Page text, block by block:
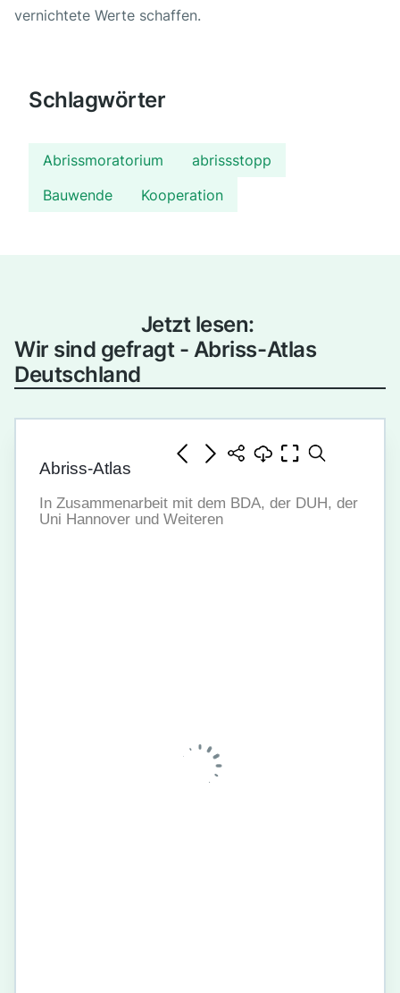
vernichtete Werte schaffen.
Schlagwörter
Abrissmoratorium
abrissstopp
Bauwende
Kooperation
Jetzt lesen:
Wir sind gefragt - Abriss-Atlas
Deutschland